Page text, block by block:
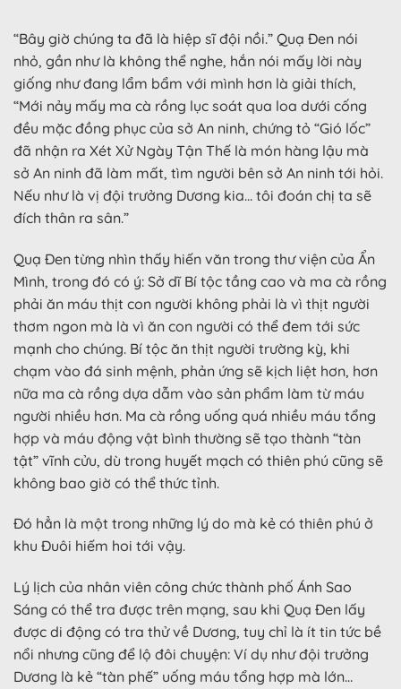
“Bây giờ chúng ta đã là hiệp sĩ đội nồi.” Quạ Đen nói
nhỏ, gần như là không thể nghe, hắn nói mấy lời này
giống như đang lẩm bẩm với mình hơn là giải thích,
“Mới nảy mấy ma cà rồng lục soát qua loa dưới cống
đều mặc đồng phục của sở An ninh, chứng tỏ “Gió lốc”
đã nhận ra Xét Xử Ngày Tận Thế là món hàng lậu mà
sở An ninh đã làm mất, tìm người bên sở An ninh tới hỏi.
Nếu như là vị đội trưởng Dương kia… tôi đoán chị ta sẽ
đích thân ra sân.”
Quạ Đen từng nhìn thấy hiến văn trong thư viện của Ẩn
Mình, trong đó có ý: Sở dĩ Bí tộc tầng cao và ma cà rồng
phải ăn máu thịt con người không phải là vì thịt người
thơm ngon mà là vì ăn con người có thể đem tới sức
mạnh cho chúng. Bí tộc ăn thịt người trường kỳ, khi
chạm vào đá sinh mệnh, phản ứng sẽ kịch liệt hơn, hơn
nữa ma cà rồng dựa dẫm vào sản phẩm làm từ máu
người nhiều hơn. Ma cà rồng uống quá nhiều máu tổng
hợp và máu động vật bình thường sẽ tạo thành “tàn
tật” vĩnh cửu, dù trong huyết mạch có thiên phú cũng sẽ
không bao giờ có thể thức tỉnh.
Đó hẳn là một trong những lý do mà kẻ có thiên phú ở
khu Đuôi hiếm hoi tới vậy.
Lý lịch của nhân viên công chức thành phố Ánh Sao
Sáng có thể tra được trên mạng, sau khi Quạ Đen lấy
được di động có tra thử về Dương, tuy chỉ là ít tin tức bề
nổi nhưng cũng để lộ đôi chuyện: Ví dụ như đội trưởng
Dương là kẻ “tàn phế” uống máu tổng hợp mà lớn…